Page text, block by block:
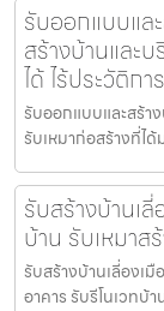
รับออกแบบแล
สร้างบ้านและ
ได้ ไร้ประวัติก
รับออกแบบและสร้า
รับเหมาก่อสร้างที่ได้
รับสร้างบ้านเ
บ้าน รับเหมาส
รับสร้างบ้านเลี่องเ
อาคาร รับรีโนเวทบ้